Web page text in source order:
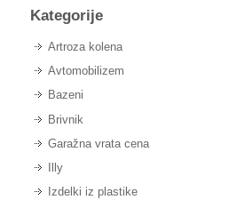
Kategorije
Artroza kolena
Avtomobilizem
Bazeni
Brivnik
Garažna vrata cena
Illy
Izdelki iz plastike